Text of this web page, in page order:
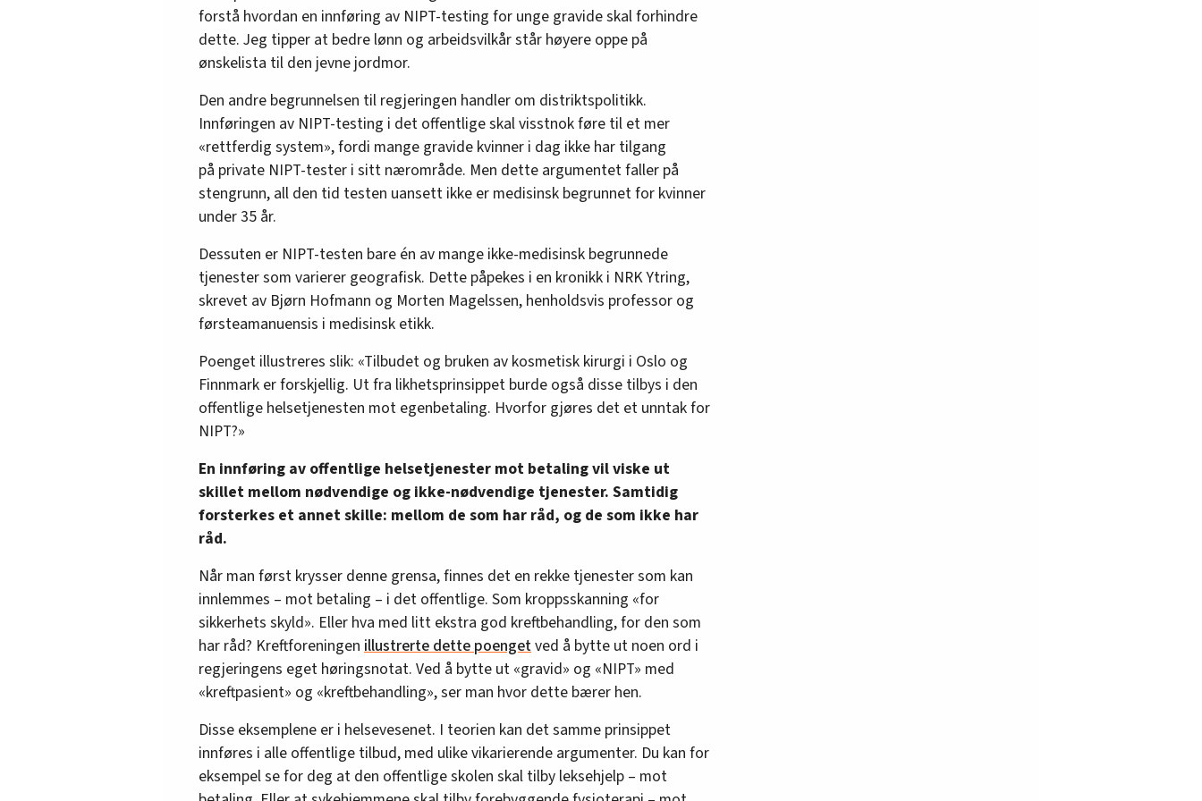
forstå hvordan en innføring av NIPT-testing for unge gravide skal forhindre
dette. Jeg tipper at bedre lønn og arbeidsvilkår står høyere oppe på
ønskelista til den jevne jordmor.
Den andre begrunnelsen til regjeringen handler om distriktspolitikk.
Innføringen av NIPT-testing i det offentlige skal visstnok føre til et mer
«rettferdig system», fordi mange gravide kvinner i dag ikke har tilgang
på private NIPT-tester i sitt nærområde. Men dette argumentet faller på
stengrunn, all den tid testen uansett ikke er medisinsk begrunnet for kvinner
under 35 år.
Dessuten er NIPT-testen bare én av mange ikke-medisinsk begrunnede
tjenester som varierer geografisk. Dette påpekes i en kronikk i NRK Ytring,
skrevet av Bjørn Hofmann og Morten Magelssen, henholdsvis professor og
førsteamanuensis i medisinsk etikk.
Poenget illustreres slik: «Tilbudet og bruken av kosmetisk kirurgi i Oslo og
Finnmark er forskjellig. Ut fra likhetsprinsippet burde også disse tilbys i den
offentlige helsetjenesten mot egenbetaling. Hvorfor gjøres det et unntak for
NIPT?»
En innføring av offentlige helsetjenester mot betaling vil viske ut
skillet mellom nødvendige og ikke-nødvendige tjenester. Samtidig
forsterkes et annet skille: mellom de som har råd, og de som ikke har
råd.
Når man først krysser denne grensa, finnes det en rekke tjenester som kan
innlemmes – mot betaling – i det offentlige. Som kroppsskanning «for
sikkerhets skyld». Eller hva med litt ekstra god kreftbehandling, for den som
har råd? Kreftforeningen illustrerte dette poengetved å bytte ut noen ord i
regjeringens eget høringsnotat. Ved å bytte ut «gravid» og «NIPT» med
«kreftpasient» og «kreftbehandling», ser man hvor dette bærer hen.
Disse eksemplene er i helsevesenet. I teorien kan det samme prinsippet
innføres i alle offentlige tilbud, med ulike vikarierende argumenter. Du kan for
eksempel se for deg at den offentlige skolen skal tilby leksehjelp – mot